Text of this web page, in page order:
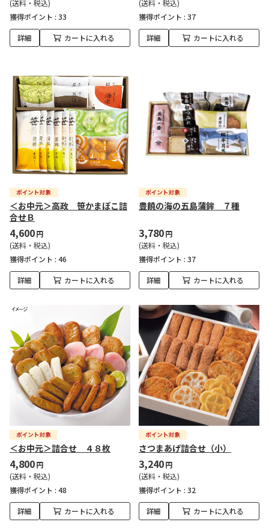
(送料・税込)
獲得ポイント : 33
詳細 カートに入れる
(送料・税込)
獲得ポイント : 37
詳細 カートに入れる
＜お中元＞高政 笹かまぼこ詰
合せＢ
4,600円
(送料・税込)
獲得ポイント : 46
詳細 カートに入れる
豊饒の海の五島蒲鉾 ７種
3,780円
(送料・税込)
獲得ポイント : 37
詳細 カートに入れる
＜お中元＞詰合せ ４８枚
4,800円
(送料・税込)
獲得ポイント : 48
詳細 カートに入れる
さつまあげ詰合せ（小）
3,240円
(送料・税込)
獲得ポイント : 32
詳細 カートに入れる